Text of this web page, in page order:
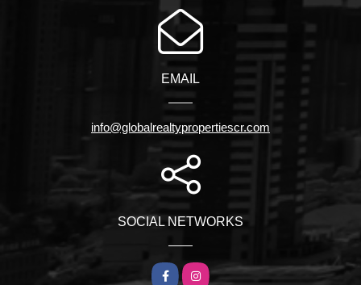
EMAIL
info@globalrealtypropertiescr.com
SOCIAL NETWORKS
FacebookInstagram